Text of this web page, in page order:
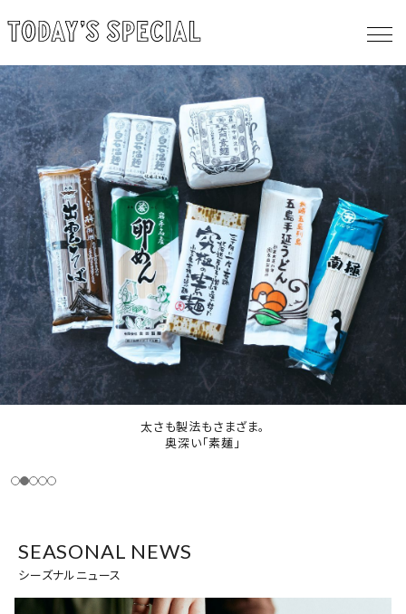
太さも製法もさまざま。
奥深い「素麺」
SEASONAL NEWS
シーズナルニュース